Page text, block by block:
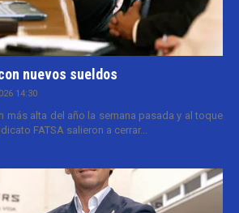
nuevos sueldos
14:30
más alta del año la semana pasada y al toque
FATSA salieron a cerrar...